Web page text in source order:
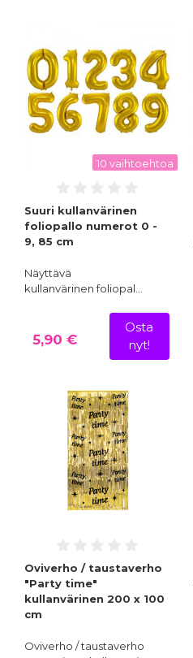
10 vaihtoehtoa
Suuri kullanvärinen
foliopallo numerot 0 -
9, 85 cm
Näyttävä
kullanvärinen foliopal…
5,90 €
Osta
nyt!
Oviverho / taustaverho
"Party time"
kullanvärinen 200 x 100
cm
Oviverho / taustaverho